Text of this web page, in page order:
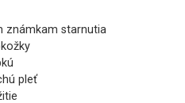
známkam starnutia
pleť